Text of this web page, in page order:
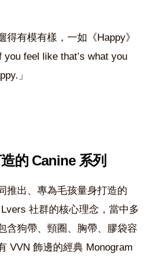
得有模有樣，一如《Happy》
feel like that’s what you
」
的 Canine 系列
推出、專為毛孩量身打造的
社群的核心理念，當中多
含狗帶、頸圈、胸帶、膠袋容
VVN 飾邊的經典 Monogram